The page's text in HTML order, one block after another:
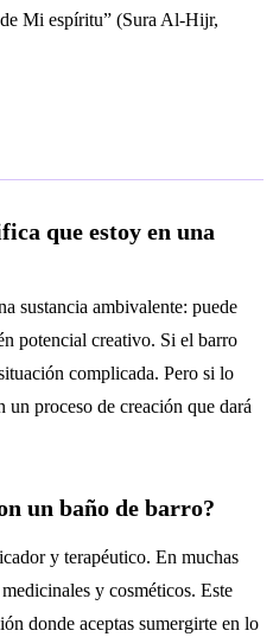
Mi espíritu” (Sura Al-Hijr,
que estoy en una
sustancia ambivalente: puede
potencial creativo. Si el barro
complicada. Pero si lo
un proceso de creación que dará
un baño de barro?
y terapéutico. En muchas
y cosméticos. Este
donde aceptas sumergirte en lo